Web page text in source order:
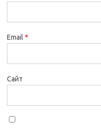
Email *
Сайт